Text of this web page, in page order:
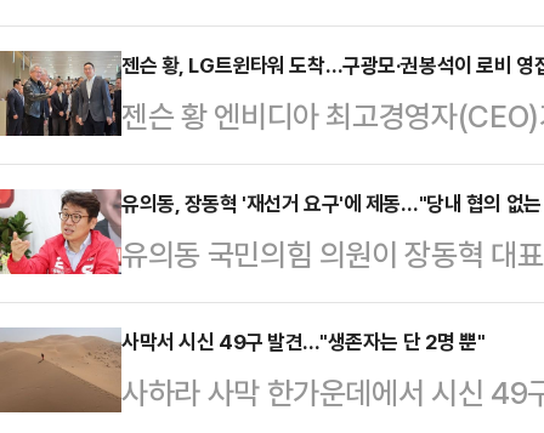
장과 함께 한 공동 기자회견에서 최
떤 일이 일어나든 여러분은 아주 기
있기 때문"이라고 말했다.이어 "인
대적인…
공격을 하지 말 것을 요청하겠다고
트 공습에 대한 보복으로 이스라엘
력 보복할 것이라고 예고하면서 역
넷매체 악시오스에 따르면 트럼프
비(베냐민 네타냐후 이스라엘 총리
것”이라며 “양측 모두 각자 할 만
했다. 또 다른 공격은 필요…
젠슨 황, LG트윈타워 도착…구광모·권봉석이 로비 영
젠슨 황 엔비디아 최고경영자
도착해 구광모 LG그룹 회장과 회
분께 LG트윈타워에 도착했다. 현장
틱스 제품 마케팅 수석 이사와 정소
회장과 권봉석 ㈜LG 대표이사 부
직접 영접했다. 현장에는 황 CEO
어졌다.황 CEO는 로비에 모인 직
유의동, 장동혁 '재선거 요구'에 제동…"당내 협의 없
유의동 국민의힘 의원이 장동혁 대
용지 부족 사태 등 선거 부실 관리
에 대해 "당내 협의를 거치지 않은
는 어렵다"고 선을 그었다.유의동
사막서 시신 49구 발견..."생존자는 단 2명 뿐"
사하라 사막 한가운데에서 시신